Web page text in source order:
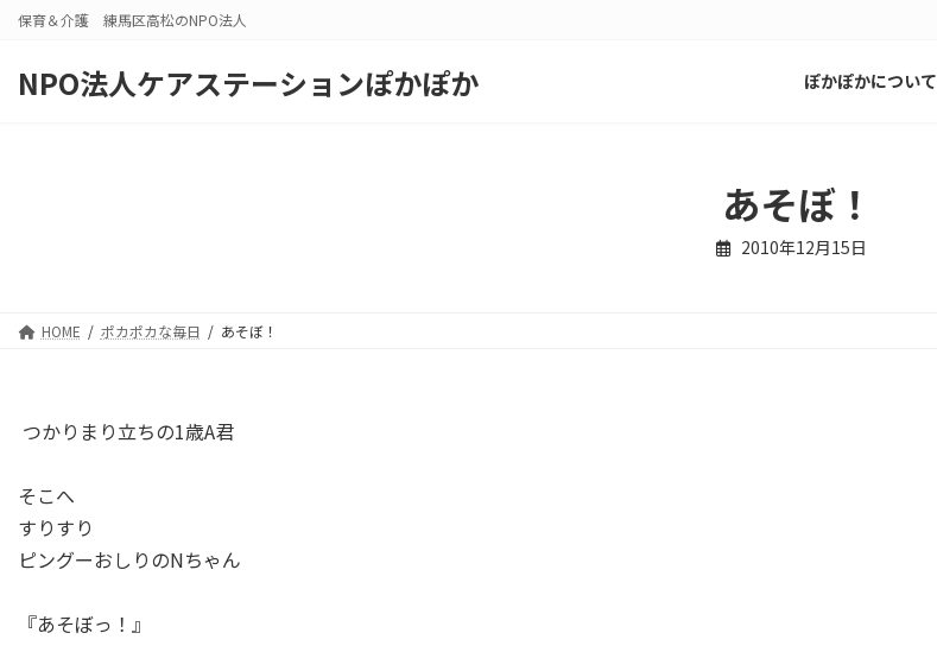
保育＆介護 練馬区高松のNPO法人
NPO法人ケアステーションぽかぽか ぽかぽかについて
あそぼ！
2010年12月15日
HOME ポカポカな毎日 あそぼ！
つかりまり立ちの1歳A君
そこへ
すりすり
ピングーおしりのNちゃん
『あそぼっ！』